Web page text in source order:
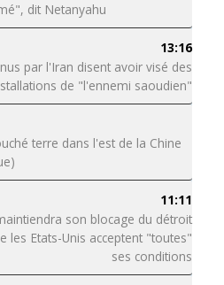
dit Netanyahu
13:16
par l'Iran disent avoir visé des
de "l'ennemi saoudien"
terre dans l'est de la Chine
11:11
son blocage du détroit
les Etats-Unis acceptent "toutes"
ses conditions